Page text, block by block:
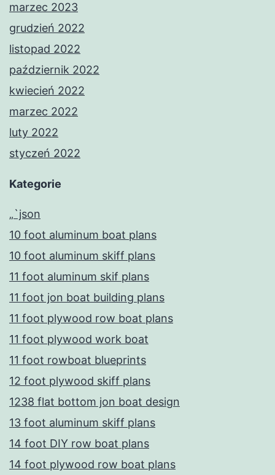
marzec 2023
grudzień 2022
listopad 2022
październik 2022
kwiecień 2022
marzec 2022
luty 2022
styczeń 2022
Kategorie
„`json
10 foot aluminum boat plans
10 foot aluminum skiff plans
11 foot aluminum skif plans
11 foot jon boat building plans
11 foot plywood row boat plans
11 foot plywood work boat
11 foot rowboat blueprints
12 foot plywood skiff plans
1238 flat bottom jon boat design
13 foot aluminum skiff plans
14 foot DIY row boat plans
14 foot plywood row boat plans